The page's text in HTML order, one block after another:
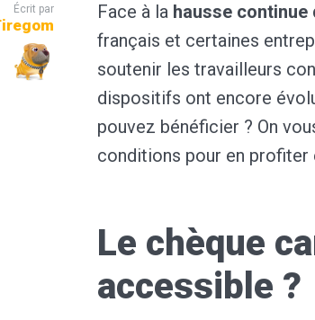
Écrit par Face à la hausse continue
français et certaines
soutenir les travailleurs
dispositifs ont encore
pouvez bénéficier ? On
conditions pour en profiter
Le chèque
accessible ?